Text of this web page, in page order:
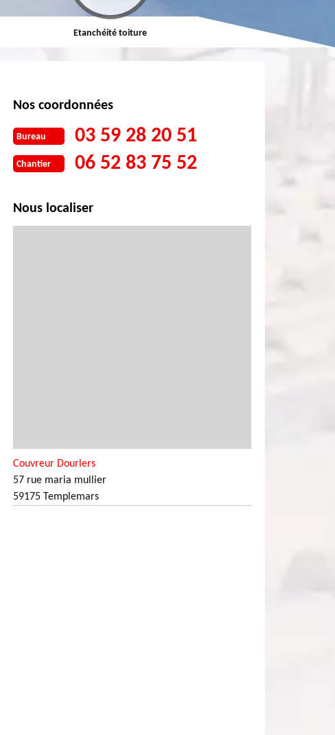
Etanchéité toiture Réparation de toiture
Nos coordonnées
Bureau 03 59 28 20 51
Chantier 06 52 83 75 52
Nous localiser
Couvreur Dourlers
57 rue maria mullier
59175 Templemars